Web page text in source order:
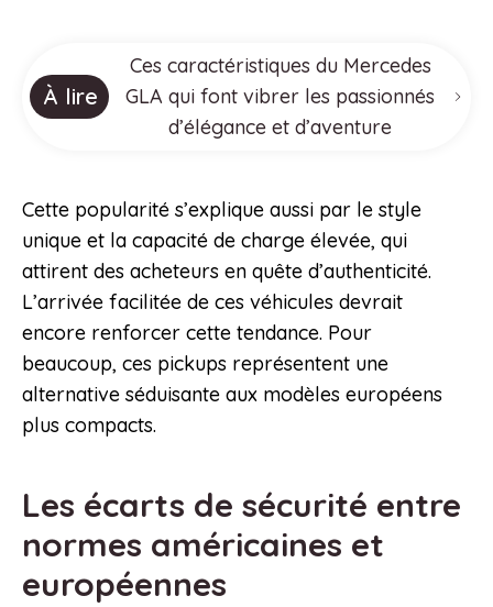
À lire
Ces caractéristiques du Mercedes
GLA qui font vibrer les passionnés
d’élégance et d’aventure
Cette popularité s’explique aussi par le style
unique et la capacité de charge élevée, qui
attirent des acheteurs en quête d’authenticité.
L’arrivée facilitée de ces véhicules devrait
encore renforcer cette tendance. Pour
beaucoup, ces pickups représentent une
alternative séduisante aux modèles européens
plus compacts.
Les écarts de sécurité entre
normes américaines et
européennes